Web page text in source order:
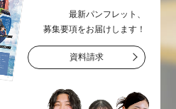
最新パンフレット、
募集要項をお届け します！
資料請求